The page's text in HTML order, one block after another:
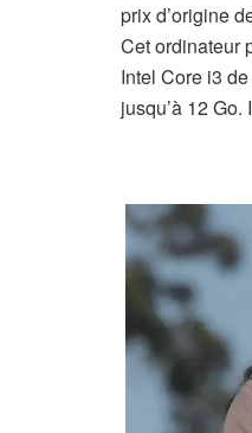
prix d’origine
Cet ordinateur
Intel Core i3
jusqu’à 12